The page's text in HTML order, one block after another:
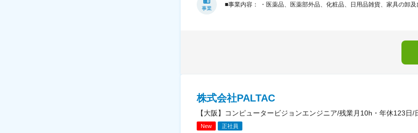
事業
■事業内容： ・医薬品、医薬部外品、化粧品、日用品雑貨、家具の卸
株式会社PALTAC
【大阪】コンピュータービジョンエンジニア/残業月10h・年休123日
New 正社員